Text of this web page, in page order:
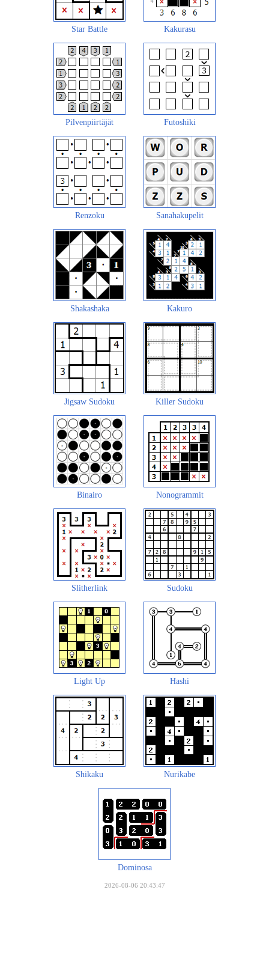
Star Battle Kakurasu
Pilvenpiirtäjät Futoshiki
Renzoku Sanahakupelit
Shakashaka Kakuro
Jigsaw Sudoku Killer Sudoku
Binairo Nonogrammit
Slitherlink Sudoku
Light Up Hashi
Shikaku Nurikabe
Dominosa
2026-08-06 20:43:47